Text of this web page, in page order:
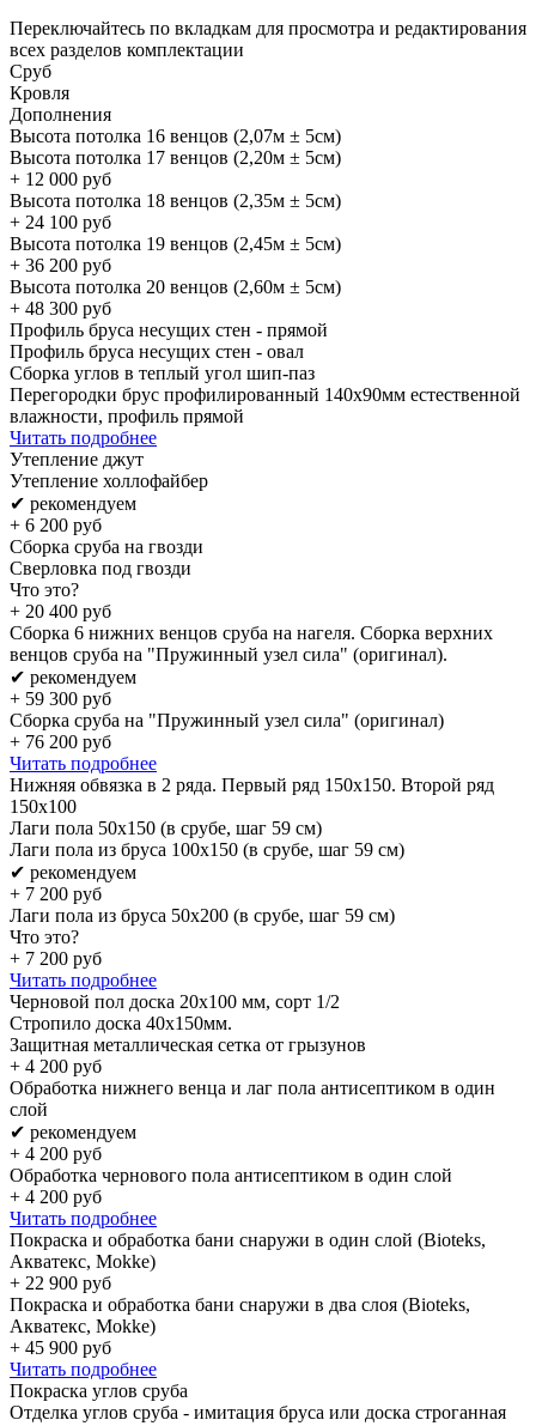
Переключайтесь по вкладкам для просмотра и редактирования
всех разделов комплектации
Сруб
Кровля
Дополнения
Высота потолка 16 венцов (2,07м ± 5см)
Высота потолка 17 венцов (2,20м ± 5см)
+ 12 000 руб
Высота потолка 18 венцов (2,35м ± 5см)
+ 24 100 руб
Высота потолка 19 венцов (2,45м ± 5см)
+ 36 200 руб
Высота потолка 20 венцов (2,60м ± 5см)
+ 48 300 руб
Профиль бруса несущих стен - прямой
Профиль бруса несущих стен - овал
Сборка углов в теплый угол шип-паз
Перегородки брус профилированный 140х90мм естественной
влажности, профиль прямой
Читать подробнее
Утепление джут
Утепление холлофайбер
✔ рекомендуем
+ 6 200 руб
Сборка сруба на гвозди
Сверловка под гвозди
Что это?
+ 20 400 руб
Сборка 6 нижних венцов сруба на нагеля. Сборка верхних
венцов сруба на "Пружинный узел сила" (оригинал).
✔ рекомендуем
+ 59 300 руб
Сборка сруба на "Пружинный узел сила" (оригинал)
+ 76 200 руб
Читать подробнее
Нижняя обвязка в 2 ряда. Первый ряд 150x150. Второй ряд
150x100
Лаги пола 50х150 (в срубе, шаг 59 см)
Лаги пола из бруса 100х150 (в срубе, шаг 59 см)
✔ рекомендуем
+ 7 200 руб
Лаги пола из бруса 50х200 (в срубе, шаг 59 см)
Что это?
+ 7 200 руб
Читать подробнее
Черновой пол доска 20х100 мм, сорт 1/2
Стропило доска 40x150мм.
Защитная металлическая сетка от грызунов
+ 4 200 руб
Обработка нижнего венца и лаг пола антисептиком в один
слой
✔ рекомендуем
+ 4 200 руб
Обработка чернового пола антисептиком в один слой
+ 4 200 руб
Читать подробнее
Покраска и обработка бани снаружи в один слой (Bioteks,
Акватекс, Mokke)
+ 22 900 руб
Покраска и обработка бани снаружи в два слоя (Bioteks,
Акватекс, Mokke)
+ 45 900 руб
Читать подробнее
Покраска углов сруба
Отделка углов сруба - имитация бруса или доска строганная